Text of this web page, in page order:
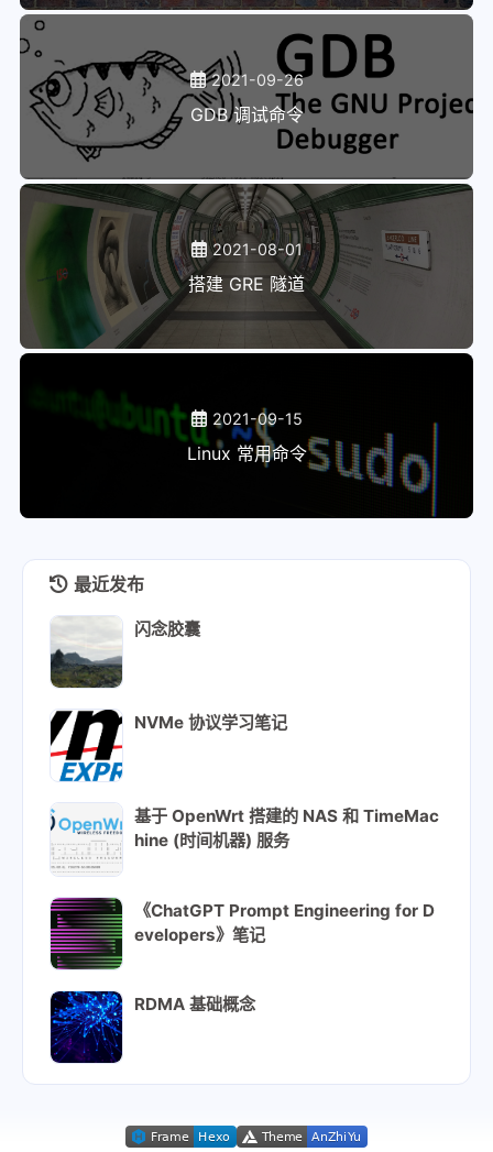
2021-09-26
GDB 调试命令
2021-08-01
搭建 GRE 隧道
2021-09-15
Linux 常用命令
最近发布
闪念胶囊
NVMe 协议学习笔记
基于 OpenWrt 搭建的 NAS 和 TimeMac
hine (时间机器) 服务
《ChatGPT Prompt Engineering for D
evelopers》笔记
RDMA 基础概念